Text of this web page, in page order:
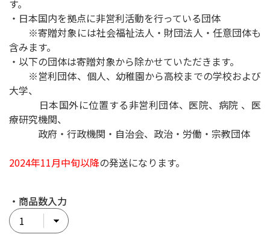
す。
・日本国内を拠点に非営利活動を行っている団体
※寄贈対象には社会福祉法人・財団法人・任意団体も
含みます。
・以下の団体は寄贈対象から除かせていただきます。
※営利団体、個人、幼稚園から高校までの学校および
大学、
日本国外に位置する非営利団体、医院、病院 、医
療研究機関、
政府・行政機関・自治会、政治・労働・宗教団体
2024年11月中旬以降の発送になります。
・商品数入力